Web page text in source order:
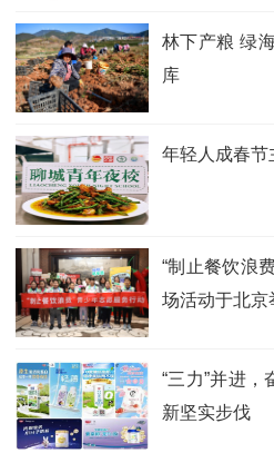
林下产粮 绿
库
年轻人成春节
“制止餐饮浪
场活动于北京
“三力”并进
新坚实步伐